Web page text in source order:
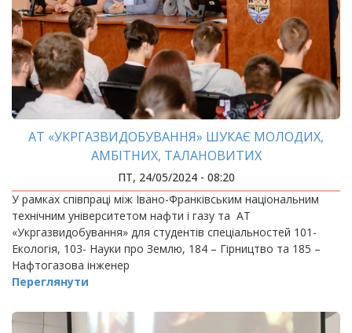
АТ «УКРГАЗВИДОБУВАННЯ» ШУКАЄ МОЛОДИХ,
АМБІТНИХ, ТАЛАНОВИТИХ
ПТ, 24/05/2024 - 08:20
У рамках співпраці між Івано-Франківським національним
технічним університетом нафти і газу та АТ
«Укргазвидобування» для студентів спеціальностей 101-
Екологія, 103- Науки про Землю, 184 – Гірництво та 185 –
Нафтогазова інженер
Переглянути